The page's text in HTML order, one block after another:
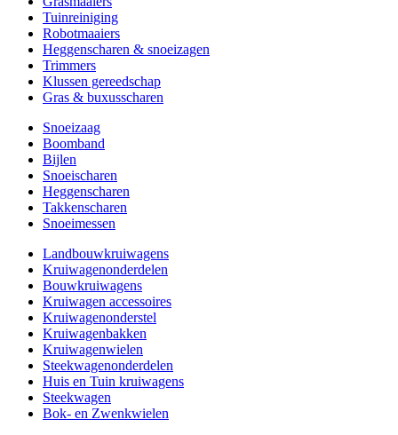
Tuinreiniging
Robotmaaiers
Heggenscharen & snoeizagen
Trimmers
Klussen gereedschap
Gras & buxusscharen
Snoeizaag
Boomband
Bijlen
Snoeischaren
Heggenscharen
Takkenscharen
Snoeimessen
Landbouwkruiwagens
Kruiwagenonderdelen
Bouwkruiwagens
Kruiwagen accessoires
Kruiwagenonderstel
Kruiwagenbakken
Kruiwagenwielen
Steekwagenonderdelen
Huis en Tuin kruiwagens
Steekwagen
Bok- en Zwenkwielen